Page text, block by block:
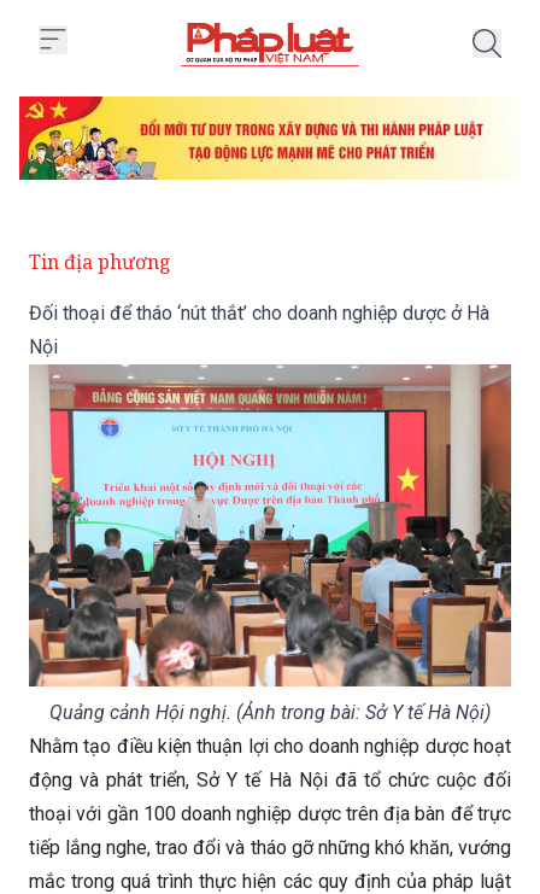
Tin địa phương
Đối thoại để tháo ‘nút thắt’ cho doanh nghiệp dược ở Hà
Nội
Quảng cảnh Hội nghị. (Ảnh trong bài: Sở Y tế Hà Nội)
Nhằm tạo điều kiện thuận lợi cho doanh nghiệp dược hoạt
động và phát triển, Sở Y tế Hà Nội đã tổ chức cuộc đối
thoại với gần 100 doanh nghiệp dược trên địa bàn để trực
tiếp lắng nghe, trao đổi và tháo gỡ những khó khăn, vướng
mắc trong quá trình thực hiện các quy định của pháp luật